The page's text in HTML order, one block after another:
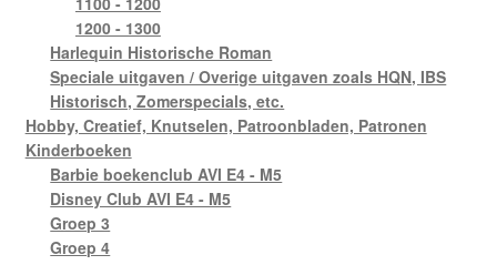
1200 - 1300
Harlequin Historische Roman
Speciale uitgaven / Overige uitgaven zoals HQN, IBS
Historisch, Zomerspecials, etc.
Hobby, Creatief, Knutselen, Patroonbladen, Patronen
Kinderboeken
Barbie boekenclub AVI E4 - M5
Disney Club AVI E4 - M5
Groep 3
Groep 4